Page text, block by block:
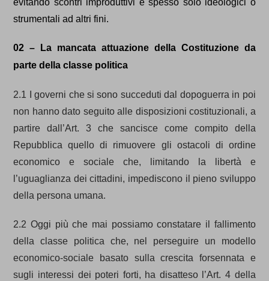
evitando scontri improduttivi e spesso solo ideologici o
strumentali ad altri fini.
02 – La mancata attuazione della Costituzione da
parte della classe politica
2.1 I governi che si sono succeduti dal dopoguerra in poi
non hanno dato seguito alle disposizioni costituzionali, a
partire dall’Art. 3 che sancisce come compito della
Repubblica quello di rimuovere gli ostacoli di ordine
economico e sociale che, limitando la libertà e
l’uguaglianza dei cittadini, impediscono il pieno sviluppo
della persona umana.
2.2 Oggi più che mai possiamo constatare il fallimento
della classe politica che, nel perseguire un modello
economico-sociale basato sulla crescita forsennata e
sugli interessi dei poteri forti, ha disatteso l’Art. 4 della